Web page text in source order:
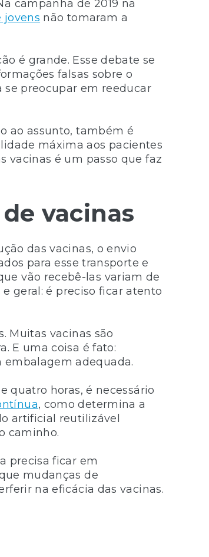
campanha de 2019 na
jovens não tomaram a
é grande. Esse debate se
falsas sobre o
se preocupar em reeducar
ao assunto, também é
máxima aos pacientes
vacinas é um passo que faz
vacinas
das vacinas, o envio
para esse transporte e
vão recebê-las variam de
geral: é preciso ficar atento
Muitas vacinas são
E uma coisa é fato:
adequada.
quatro horas, é necessário
, como determina a
artificial reutilizável
caminho.
precisa ficar em
mudanças de
na eficácia das vacinas.